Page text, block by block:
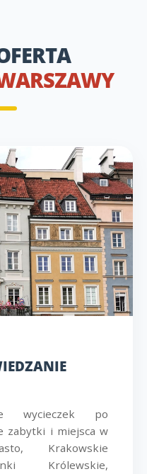
wycieczek po
zabytki i miejsca w
Krakowskie
Królewskie,